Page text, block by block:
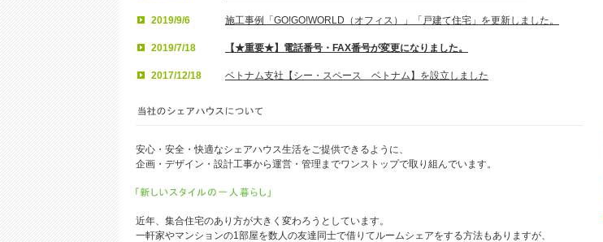
2019/9/6 施工事例「GO!GO!WORLD（オフィス）」「戸建て住宅」を更新しました。
2019/7/18 【★重要★】電話番号・FAX番号が変更になりました。
2017/12/18 ベトナム支社【シー・スペース ベトナム】を設立しました
安心・安全・快適なシェアハウス生活をご提供できるように、
企画・デザイン・設計工事から運営・管理までワンストップで取り組んでいます。
近年、集合住宅のあり方が大きく変わろうとしています。
一軒家やマンションの1部屋を数人の友達同士で借りてルームシェアをする方法もありますが、